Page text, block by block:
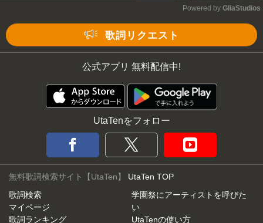
Powered by GliaStudios
歌詞リクエスト
公式アプリ 無料配信中!
UtaTenをフォロー
無料歌詞検索サイト【UtaTen】 UtaTen TOP
歌詞検索
マイページ
歌詞ランキング
学園祭にアーティストを呼びた
い
UtaTenの使い方